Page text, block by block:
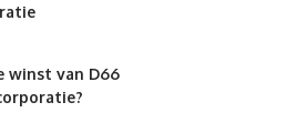
winst van D66